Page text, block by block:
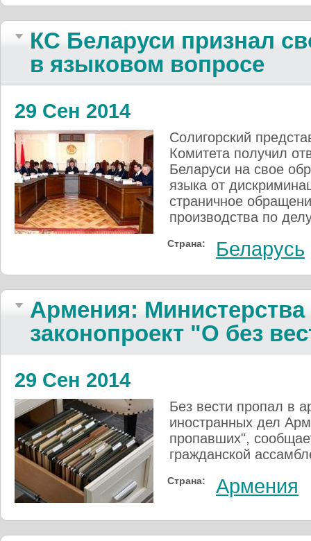
КС Беларуси признал
в языковом вопросе
29 Сен 2014
Солигорский
Комитета получил
Беларуси на свое
языка от
страничное
производства по
Страна: Беларусь
Армения: Министерства
законопроект "О без
29 Сен 2014
Без вести пропал в
иностранных дел
пропавших",
гражданской
Страна: Армения